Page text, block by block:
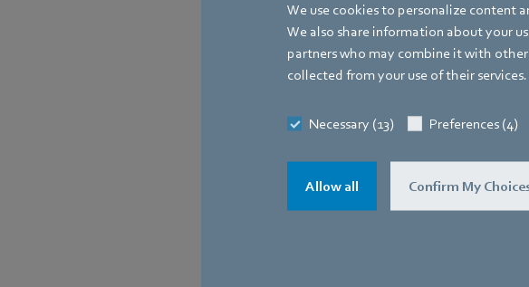
We use cookies to personalize content
We also share information about your
partners who may combine it with
collected from your use of their services.
Necessary (13) Preferences (4)
Allow all Confirm My